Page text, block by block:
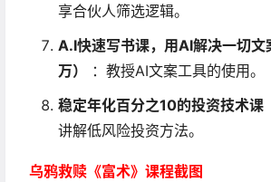
享合伙人筛选逻辑。
A.I快速写书课，用AI解决一切文
万）
：教授AI文案工具的使用。
稳定年化百分之10的投资技术课
讲解低风险投资方法。
乌鸦救赎《富术》课程截图